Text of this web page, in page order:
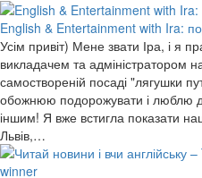
English & Entertainment with Ira:
Усім привіт) Мене звати Іра, і я
викладачем та адміністратором
самоствореній посаді "лягушки
обожнюю подорожувати і люблю
іншим! Я вже встигла показати
Львів,…